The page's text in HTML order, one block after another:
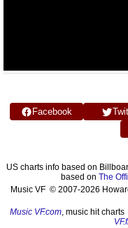
Facebook
US charts info based on
based on The
Music VF © 2007-2026
Music VF.com, music hit